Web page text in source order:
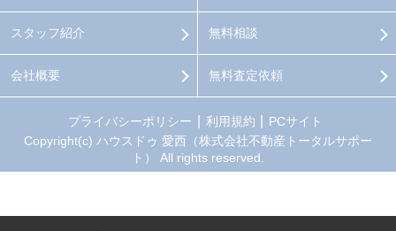
スタッフ紹介
会社概要
無料相談
無料査定依頼
プライバシーポリシー 利用規約
PCサイト
Copyright(c) ハウスドゥ 愛西（株式会社不動産トータルサポー
ト） All rights reserved.